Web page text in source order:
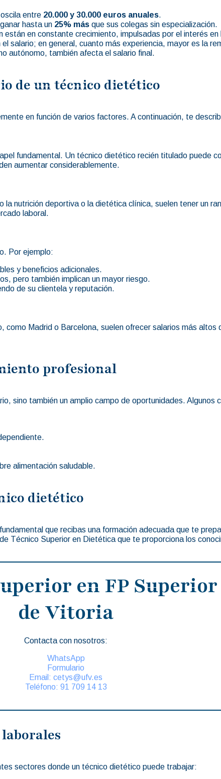
entre 20.000 y 30.000 euros anuales.
hasta un 25% más que sus colegas sin especialización.
están en constante crecimiento, impulsadas por el interés en
salario; en general, cuanto más experiencia, mayor es la
autónomo, también afecta el salario final.
de un técnico dietético
en función de varios factores. A continuación, te
fundamental. Un técnico dietético recién titulado puede
aumentar considerablemente.
la nutrición deportiva o la dietética clínica, suelen tener un
laboral.
Por ejemplo:
y beneficios adicionales.
pero también implican un mayor riesgo.
de su clientela y reputación.
como Madrid o Barcelona, suelen ofrecer salarios más altos
profesional
sino también un amplio campo de oportunidades. Algunos
alimentación saludable.
dietético
que recibas una formación adecuada que te
Técnico Superior en Dietética que te proporciona los
en FP
de Vitoria
Contacta con nosotros:
WhatsApp
Formulario
Email: cetys@ufv.es
Teléfono: 91 709 14 13
sectores donde un técnico dietético puede trabajar: